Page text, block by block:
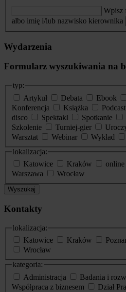
Wpisz
albo imię i/lub nazwisko kierownika
Wydarzenia
Formularz wyszukiwania na
typ:
Artykuł
Debata Ebook
Konferencja
Książka Podcast
disco
Spektakl Spotkanie
Szkolenie
Turniej-gier
Warsztat
Webinar Wykład
lokalizacja:
Katowice
Kraków online
Warszawa
Wrocław
Wyszukaj
Kontakty
lokalizacja:
Katowice
Kraków
Wrocław
kategoria:
Administracja
Badania i
Współpraca z biznesem
Dział